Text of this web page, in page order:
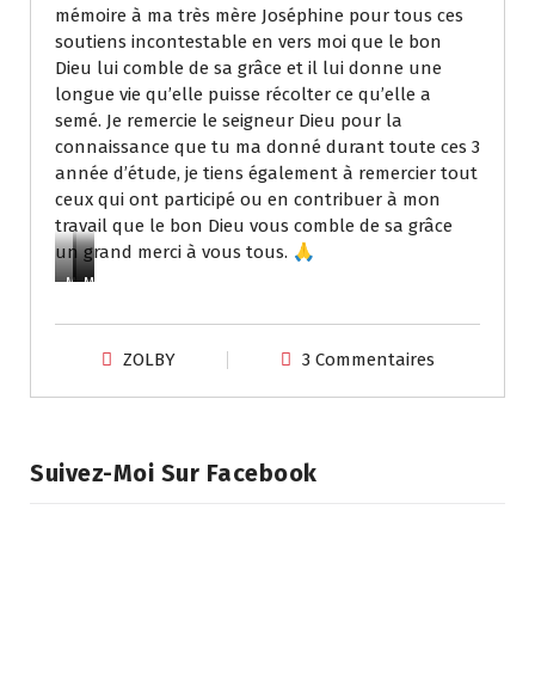
mémoire à ma très mère Joséphine pour tous ces
soutiens incontestable en vers moi que le bon
Dieu lui comble de sa grâce et il lui donne une
longue vie qu’elle puisse récolter ce qu’elle a
semé. Je remercie le seigneur Dieu pour la
connaissance que tu ma donné durant toute ces 3
année d’étude, je tiens également à remercier tout
ceux qui ont participé ou en contribuer à mon
travail que le bon Dieu vous comble de sa grâce
un grand merci à vous tous. 🙏
MEZMEZ
MEZ
ZOLBY 3 Commentaires
Suivez-Moi Sur Facebook